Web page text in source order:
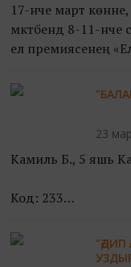
17-нче март
мәктәбендә 8-11-
ел премиясенең
23
Камиль Б., 5 яшь
Код: 233
Статус: гаилә